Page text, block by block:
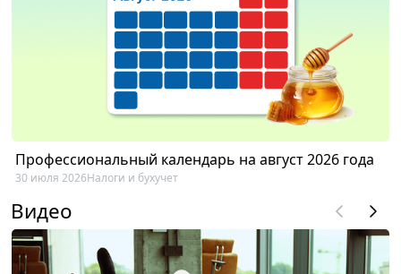
Профессиональный календарь на август 2026 года
30 июля 2026Налоги и бухучет
Видео